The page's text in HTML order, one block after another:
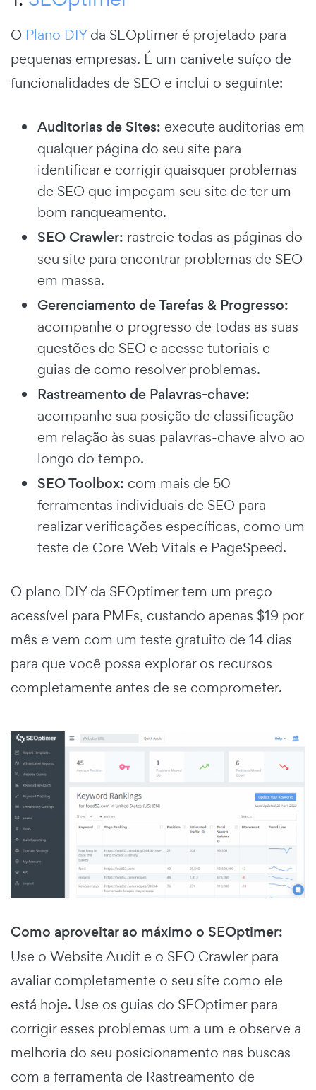
O Plano DIYda SEOptimer é projetado para
pequenas empresas. É um canivete suíço de
funcionalidades de SEO e inclui o seguinte:
Auditorias de Sites: execute auditorias em
qualquer página do seu site para
identificar e corrigir quaisquer problemas
de SEO que impeçam seu site de ter um
bom ranqueamento.
SEO Crawler: rastreie todas as páginas do
seu site para encontrar problemas de SEO
em massa.
Gerenciamento de Tarefas & Progresso:
acompanhe o progresso de todas as suas
questões de SEO e acesse tutoriais e
guias de como resolver problemas.
Rastreamento de Palavras-chave:
acompanhe sua posição de classificação
em relação às suas palavras-chave alvo ao
longo do tempo.
SEO Toolbox: com mais de 50
ferramentas individuais de SEO para
realizar verificações específicas, como um
teste de Core Web Vitals e PageSpeed.
O plano DIY da SEOptimer tem um preço
acessível para PMEs, custando apenas $19 por
mês e vem com um teste gratuito de 14 dias
para que você possa explorar os recursos
completamente antes de se comprometer.
Como aproveitar ao máximo o SEOptimer:
Use o Website Audit e o SEO Crawler para
avaliar completamente o seu site como ele
está hoje. Use os guias do SEOptimer para
corrigir esses problemas um a um e observe a
melhoria do seu posicionamento nas buscas
com a ferramenta de Rastreamento de